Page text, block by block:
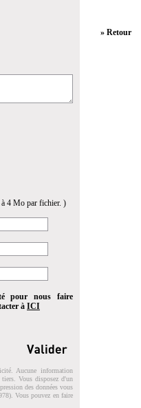
4 Mo par fichier. )
pour nous faire
à ICI
Aucune information
Vous disposez d'un
des données vous
Vous pouvez en faire
» Retour